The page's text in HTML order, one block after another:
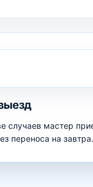
случаев мастер
переноса на завтра.